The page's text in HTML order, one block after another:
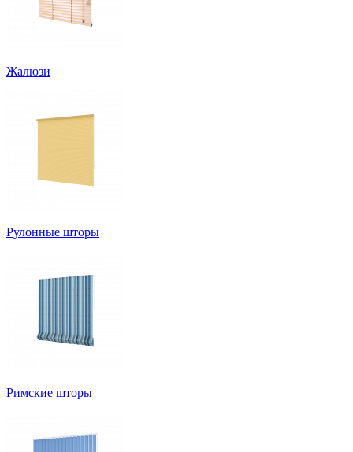
Жалюзи
Рулонные шторы
Римские шторы